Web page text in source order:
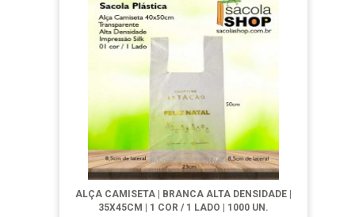
ALÇA CAMISETA | BRANCA ALTA DENSIDADE |
35X45CM | 1 COR / 1 LADO | 1000 UN.